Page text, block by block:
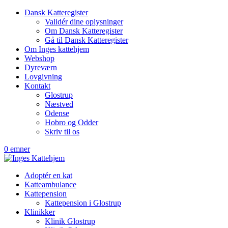
Dansk Katteregister
Validér dine oplysninger
Om Dansk Katteregister
Gå til Dansk Katteregister
Om Inges kattehjem
Webshop
Dyreværn
Lovgivning
Kontakt
Glostrup
Næstved
Odense
Hobro og Odder
Skriv til os
0 emner
Adoptér en kat
Katteambulance
Kattepension
Kattepension i Glostrup
Klinikker
Klinik Glostrup